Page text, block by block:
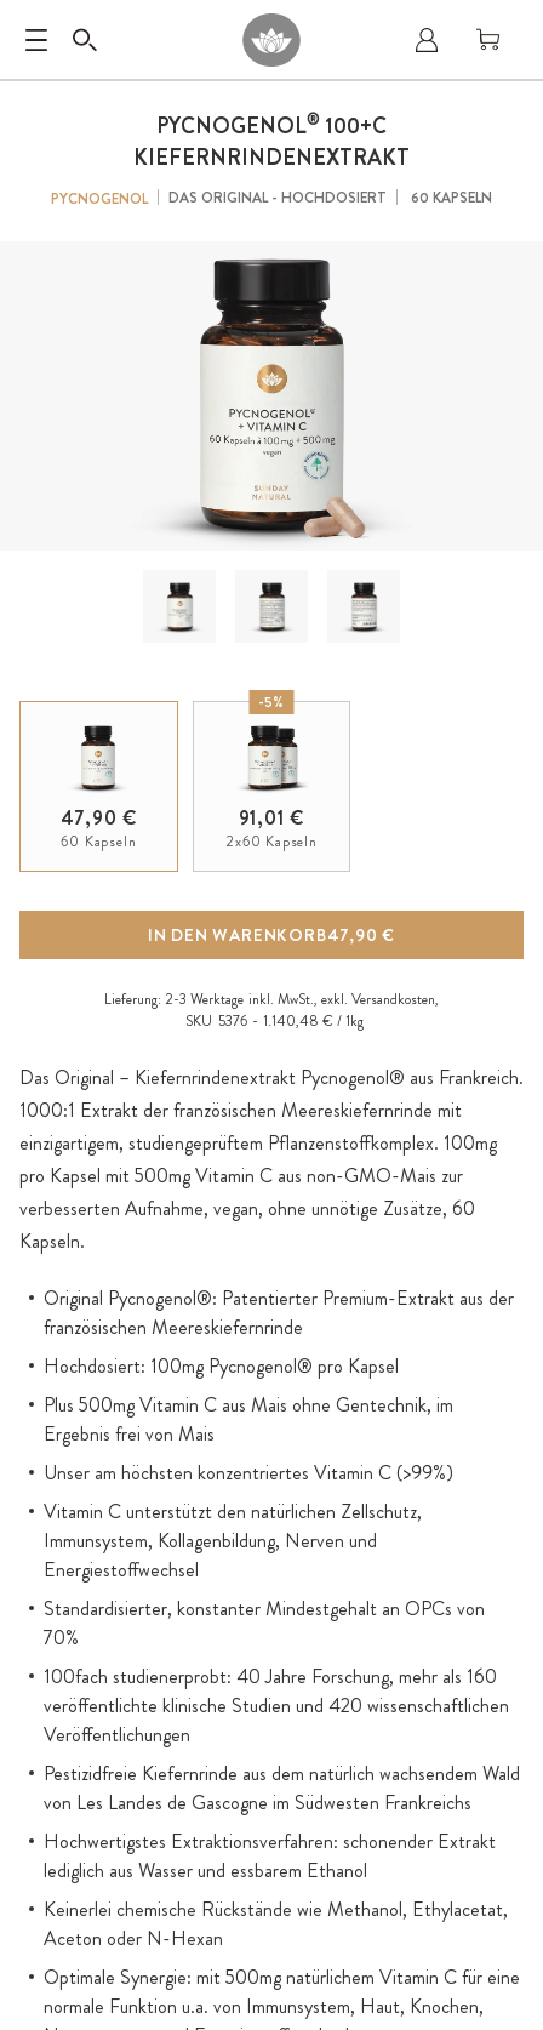
PYCNOGENOL® 100+C
KIEFERNRINDENEXTRAKT
PYCNOGENOL DAS ORIGINAL - HOCHDOSIERT 60 KAPSELN
Das Original – Kiefernrindenextrakt Pycnogenol® aus Frankreich.
1000:1 Extrakt der französischen Meereskiefernrinde mit
einzigartigem, studiengeprüftem Pflanzenstoffkomplex. 100mg
pro Kapsel mit 500mg Vitamin C aus non-GMO-Mais zur
verbesserten Aufnahme, vegan, ohne unnötige Zusätze, 60
Kapseln.
Original Pycnogenol®: Patentierter Premium-Extrakt aus der
französischen Meereskiefernrinde
Hochdosiert: 100mg Pycnogenol® pro Kapsel
Plus 500mg Vitamin C aus Mais ohne Gentechnik, im
Ergebnis frei von Mais
Unser am höchsten konzentriertes Vitamin C (>99%)
Vitamin C unterstützt den natürlichen Zellschutz,
Immunsystem, Kollagenbildung, Nerven und
Energiestoffwechsel
Standardisierter, konstanter Mindestgehalt an OPCs von
70%
100fach studienerprobt: 40 Jahre Forschung, mehr als 160
veröffentlichte klinische Studien und 420 wissenschaftlichen
Veröffentlichungen
Pestizidfreie Kiefernrinde aus dem natürlich wachsendem Wald
von Les Landes de Gascogne im Südwesten Frankreichs
Hochwertigstes Extraktionsverfahren: schonender Extrakt
lediglich aus Wasser und essbarem Ethanol
Keinerlei chemische Rückstände wie Methanol, Ethylacetat,
Aceton oder N-Hexan
Optimale Synergie: mit 500mg natürlichem Vitamin C für eine
normale Funktion u.a. von Immunsystem, Haut, Knochen,
47,90 €
60 Kapseln
-5%
91,01 €
2x60 Kapseln
IN DEN WARENKORB47,90 €
Lieferung: 2-3 Werktage inkl. MwSt., exkl. Versandkosten,
SKU 5376 1.140,48 € / 1kg